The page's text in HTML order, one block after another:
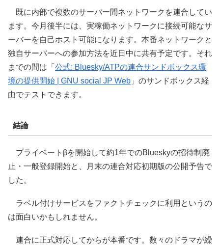
既に内部で複数のサーバー間ネットワークを連合してい
ます。今月後半には、実稼働ネットワークに接続可能なサ
ーバーを自己ホスト可能になります。本番ネットワークと
独自サーバーへの参加方法を近日中に共有予定です。それ
までの間は「 公式: Bluesky/ATPの連合サンドボックス環
境の提供開始 | GNU social JP Web 」のサンドボックス経
由でテストできます。
結論
プライベートβを開始して約1年でのBlueskyの招待制廃
止・一般登録開始と、月末の連合対応初期版の公開予告で
した。
ラベル付けサービスをファクトチェックに利用というの
は面白いかもしれません。
連合に正式対応してからが本番です。数々のドラマが繰